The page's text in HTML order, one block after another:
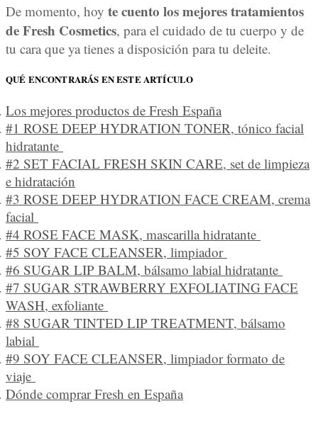
De momento, hoy te cuento los mejores tratamientos
de Fresh Cosmetics, para el cuidado de tu cuerpo y de
tu cara que ya tienes a disposición para tu deleite.
QUÉ ENCONTRARÁS EN ESTE ARTÍCULO
Los mejores productos de Fresh España
#1 ROSE DEEP HYDRATION TONER, tónico facial
hidratante
#2 SET FACIAL FRESH SKIN CARE, set de limpieza
e hidratación
#3 ROSE DEEP HYDRATION FACE CREAM, crema
facial
#4 ROSE FACE MASK, mascarilla hidratante
#5 SOY FACE CLEANSER, limpiador
#6 SUGAR LIP BALM, bálsamo labial hidratante
#7 SUGAR STRAWBERRY EXFOLIATING FACE
WASH, exfoliante
#8 SUGAR TINTED LIP TREATMENT, bálsamo
labial
#9 SOY FACE CLEANSER, limpiador formato de
viaje
Dónde comprar Fresh en España